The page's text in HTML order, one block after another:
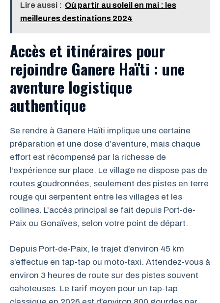
Lire aussi : Où partir au soleil en mai : les
meilleures destinations 2024
Accès et itinéraires pour
rejoindre Ganere Haïti : une
aventure logistique
authentique
Se rendre à Ganere Haïti implique une certaine
préparation et une dose d’aventure, mais chaque
effort est récompensé par la richesse de
l’expérience sur place. Le village ne dispose pas de
routes goudronnées, seulement des pistes en terre
rouge qui serpentent entre les villages et les
collines. L’accès principal se fait depuis Port-de-
Paix ou Gonaïves, selon votre point de départ.
Depuis Port-de-Paix, le trajet d’environ 45 km
s’effectue en tap-tap ou moto-taxi. Attendez-vous à
environ 3 heures de route sur des pistes souvent
cahoteuses. Le tarif moyen pour un tap-tap